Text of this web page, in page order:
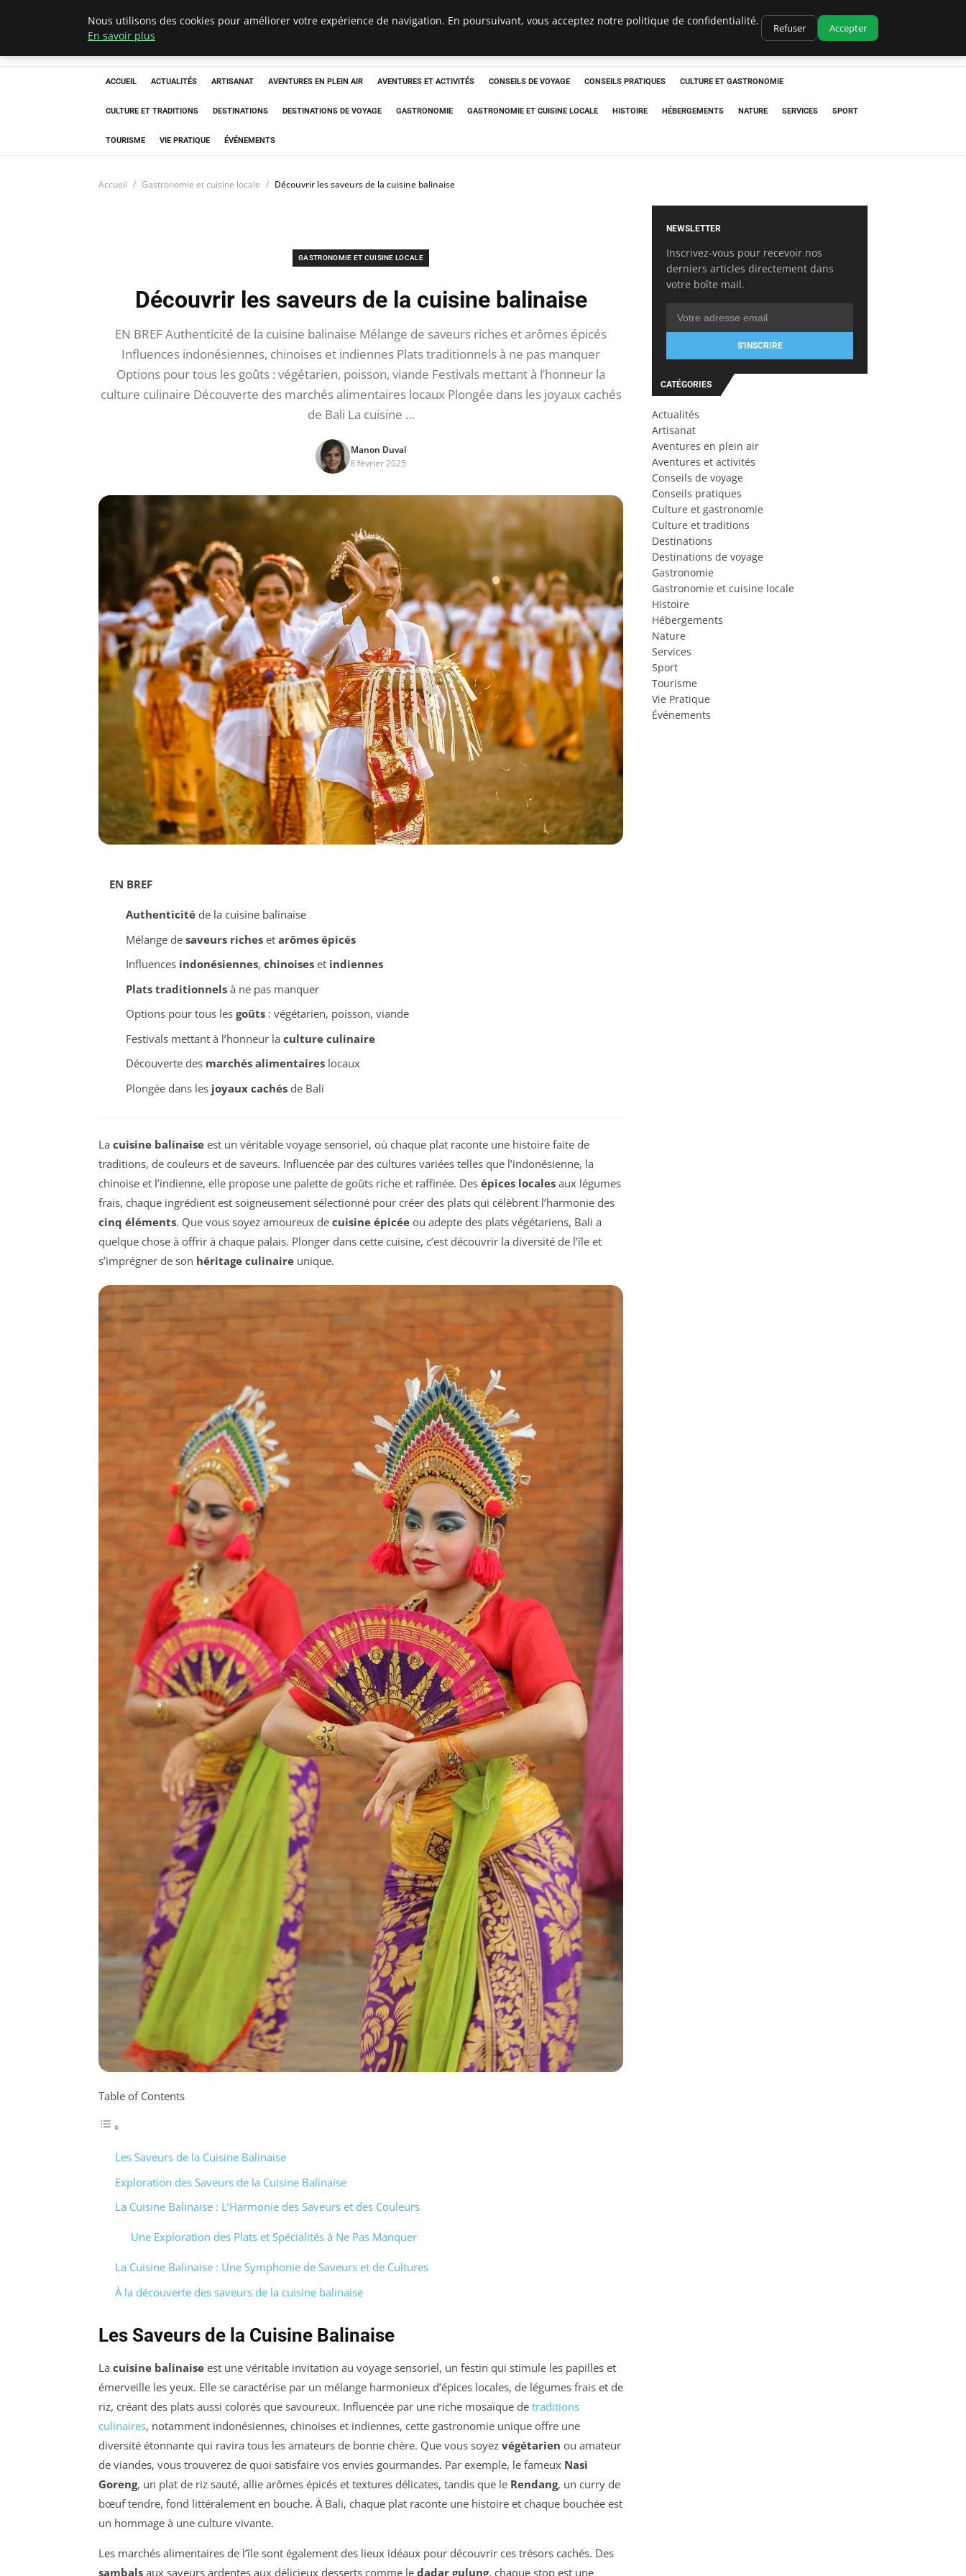
Correze Co
ACCUEIL ACTUALITÉS ARTISANAT AVENTURES EN PLEIN AIR AVENTURES ET ACTIVITÉS CONSEILS DE VOYAGE CONSEILS PRATIQUES CULTURE ET GASTRONOMIE
CULTURE ET TRADITIONS DESTINATIONS DESTINATIONS DE VOYAGE GASTRONOMIE GASTRONOMIE ET CUISINE LOCALE HISTOIRE HÉBERGEMENTS NATURE SERVICES SPORT
TOURISME VIE PRATIQUE ÉVÉNEMENTS
Accueil Gastronomie et cuisine locale Découvrir les saveurs de la cuisine balinaise
GASTRONOMIE ET CUISINE LOCALE
Découvrir les saveurs de la cuisine balinaise
EN BREF Authenticité de la cuisine balinaise Mélange de saveurs riches et arômes épicés
Influences indonésiennes, chinoises et indiennes Plats traditionnels à ne pas manquer
Options pour tous les goûts : végétarien, poisson, viande Festivals mettant à l’honneur la
culture culinaire Découverte des marchés alimentaires locaux Plongée dans les joyaux cachés
de Bali La cuisine …
Manon Duval
8 février 2025
EN BREF
Authenticitéde la cuisine balinaise
Mélange de saveurs richeset arômes épicés
Influences indonésiennes, chinoiseset indiennes
Plats traditionnelsà ne pas manquer
Options pour tous les goûts: végétarien, poisson, viande
Festivals mettant à l’honneur la culture culinaire
Découverte des marchés alimentaireslocaux
Plongée dans les joyaux cachésde Bali
La cuisine balinaise est un véritable voyage sensoriel, où chaque plat raconte une histoire faite de
traditions, de couleurs et de saveurs. Influencée par des cultures variées telles que l’indonésienne, la
chinoise et l’indienne, elle propose une palette de goûts riche et raffinée. Des épices locales aux légumes
frais, chaque ingrédient est soigneusement sélectionné pour créer des plats qui célèbrent l’harmonie des
cinq éléments. Que vous soyez amoureux de cuisine épicée ou adepte des plats végétariens, Bali a
quelque chose à offrir à chaque palais. Plonger dans cette cuisine, c’est découvrir la diversité de l’île et
s’imprégner de son héritage culinaire unique.
Table of Contents
Les Saveurs de la Cuisine Balinaise
Exploration des Saveurs de la Cuisine Balinaise
La Cuisine Balinaise : L’Harmonie des Saveurs et des Couleurs
Une Exploration des Plats et Spécialités à Ne Pas Manquer
La Cuisine Balinaise : Une Symphonie de Saveurs et de Cultures
À la découverte des saveurs de la cuisine balinaise
Les Saveurs de la Cuisine Balinaise
La cuisine balinaise est une véritable invitation au voyage sensoriel, un festin qui stimule les papilles et
émerveille les yeux. Elle se caractérise par un mélange harmonieux d’épices locales, de légumes frais et de
riz, créant des plats aussi colorés que savoureux. Influencée par une riche mosaïque de traditions
culinaires, notamment indonésiennes, chinoises et indiennes, cette gastronomie unique offre une
diversité étonnante qui ravira tous les amateurs de bonne chère. Que vous soyez végétarien ou amateur
de viandes, vous trouverez de quoi satisfaire vos envies gourmandes. Par exemple, le fameux Nasi
Goreng, un plat de riz sauté, allie arômes épicés et textures délicates, tandis que le Rendang, un curry de
bœuf tendre, fond littéralement en bouche. À Bali, chaque plat raconte une histoire et chaque bouchée est
un hommage à une culture vivante.
Les marchés alimentaires de l’île sont également des lieux idéaux pour découvrir ces trésors cachés. Des
sambals aux saveurs ardentes aux délicieux desserts comme le dadar gulung, chaque stop est une
NEWSLETTER
Inscrivez-vous pour recevoir nos
derniers articles directement dans
votre boîte mail.
S'INSCRIRE
CATÉGORIES
Actualités
Artisanat
Aventures en plein air
Aventures et activités
Conseils de voyage
Conseils pratiques
Culture et gastronomie
Culture et traditions
Destinations
Destinations de voyage
Gastronomie
Gastronomie et cuisine locale
Histoire
Hébergements
Nature
Services
Sport
Tourisme
Vie Pratique
Événements
Nous utilisons des cookies pour améliorer votre expérience de navigation. En poursuivant, vous acceptez notre politique de confidentialité.
En savoir plus
Refuser Accepter